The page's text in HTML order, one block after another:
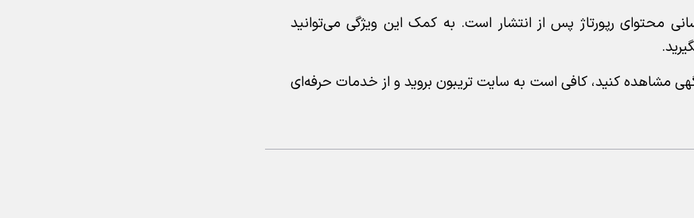
محتوای رپورتاژ پس از انتشار است. به کمک این ویژگی می‌توانید
مشاهده کنید، کافی است به سایت تریبون بروید و از خدمات حرفه‌ای